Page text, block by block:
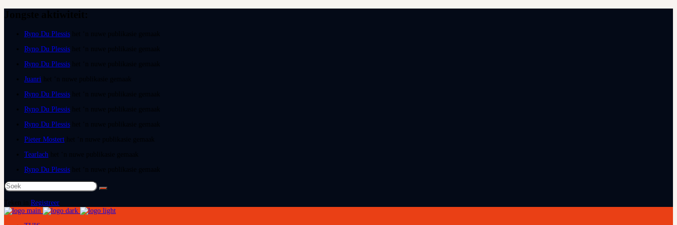
Ryno Du Plessis
Ryno Du Plessis
Ryno Du Plessis
Juanri
Ryno Du Plessis
Ryno Du Plessis
Ryno Du Plessis
Pieter Mostert
Tearlach
Ryno Du Plessis
Soek
na:
Registreer